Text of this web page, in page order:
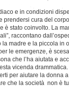
e in condizioni
prendersi cura del
è stato coinvolto. La
raccontano
la madre e la piccola in
le emergenze, è
che l’ha aiutata e
vicenda drammatica.
per aiutare la donna
che la società non è